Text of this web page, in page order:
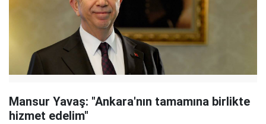
Mansur Yavaş: "Ankara'nın tamamına birlikte
hizmet edelim"